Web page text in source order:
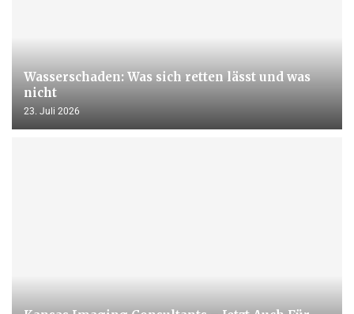
Wasserschaden: Was sich retten lässt und was
nicht
23. Juli 2026